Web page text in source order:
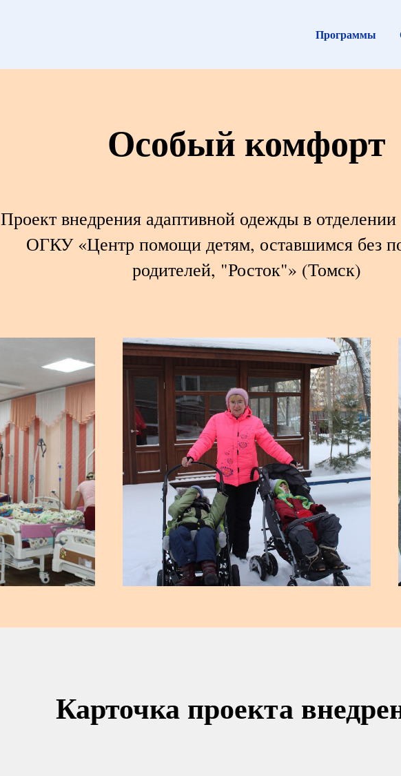
Программы
Особый комфорт
Проект внедрения адаптивной одежды в
ОГКУ «Центр помощи детям, оставшимся без
родителей, "Росток"» (Томск)
Карточка проекта